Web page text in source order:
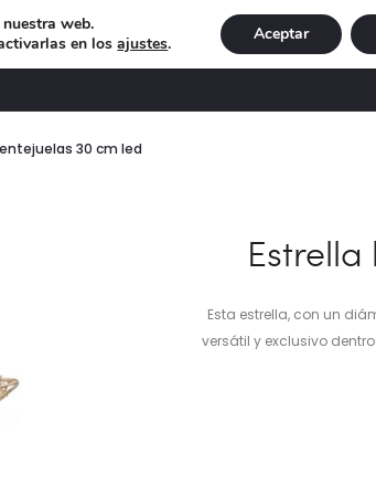
ILUMINACIÓN NAVIDAD
30 cm led
Esta estrella, con un
versátil y exclusivo
web.
en losajustes. Aceptar